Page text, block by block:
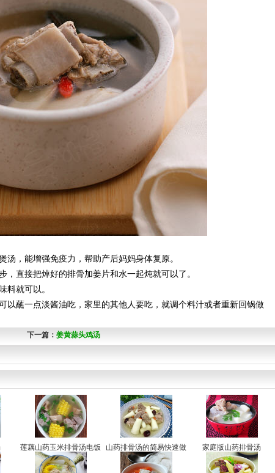
汤，能增强免疫力，帮助产后妈妈身体复原。
，直接把焯好的排骨加姜片和水一起炖就可以了。
料就可以。
以蘸一点淡酱油吃，家里的其他人要吃，就调个料汁或者重新回锅做
下一篇： 姜黄蒜头鸡汤
莲藕山药玉米排骨汤电饭
煲
山药排骨汤的简易快速做
法
家庭版山药排骨汤